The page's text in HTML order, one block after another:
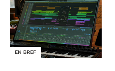
EN BREF